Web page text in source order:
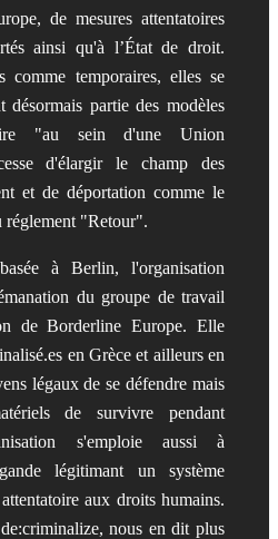
de mesures attentatoires
ainsi qu'à l’État de droit.
comme temporaires, elles se
désormais partie des modèles
"au sein d'une Union
d'élargir le champ des
et de déportation comme le
réglement "Retour".
à Berlin, l'organisation
du groupe de travail
de Borderline Europe. Elle
en Grèce et ailleurs en
légaux de se défendre mais
de survivre pendant
s'emploie aussi à
légitimant un système
aux droits humains.
nous en dit plus